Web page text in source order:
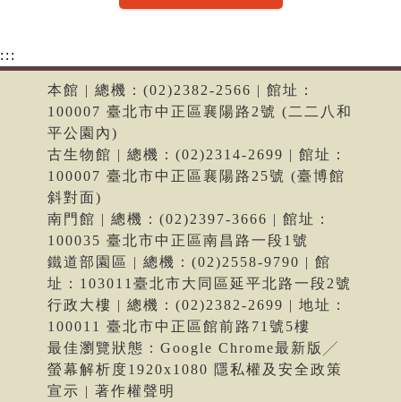
:::
本館 | 總機：(02)2382-2566 | 館址：
100007 臺北市中正區襄陽路2號 (二二八和
平公園內)
古生物館 | 總機：(02)2314-2699 | 館址：
100007 臺北市中正區襄陽路25號 (臺博館
斜對面)
南門館 | 總機：(02)2397-3666 | 館址：
100035 臺北市中正區南昌路一段1號
鐵道部園區 | 總機：(02)2558-9790 | 館
址：103011臺北市大同區延平北路一段2號
行政大樓 | 總機：(02)2382-2699 | 地址：
100011 臺北市中正區館前路71號5樓
最佳瀏覽狀態：Google Chrome最新版╱
螢幕解析度1920x1080 隱私權及安全政策
宣示 | 著作權聲明